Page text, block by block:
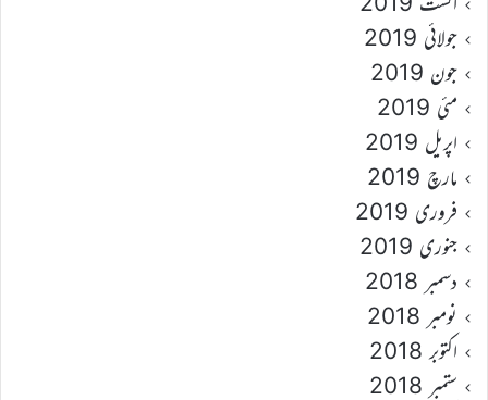
جولائی 2019
جون 2019
مئی 2019
اپریل 2019
مارچ 2019
فروری 2019
جنوری 2019
دسمبر 2018
نومبر 2018
اکتوبر 2018
ستمبر 2018